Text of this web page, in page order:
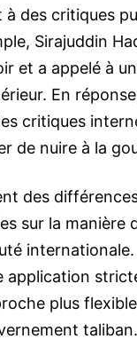
des critiques
Sirajuddin
et a appelé à
En
critiques
de nuire à la
des
sur la manière
application
plus
taliban.